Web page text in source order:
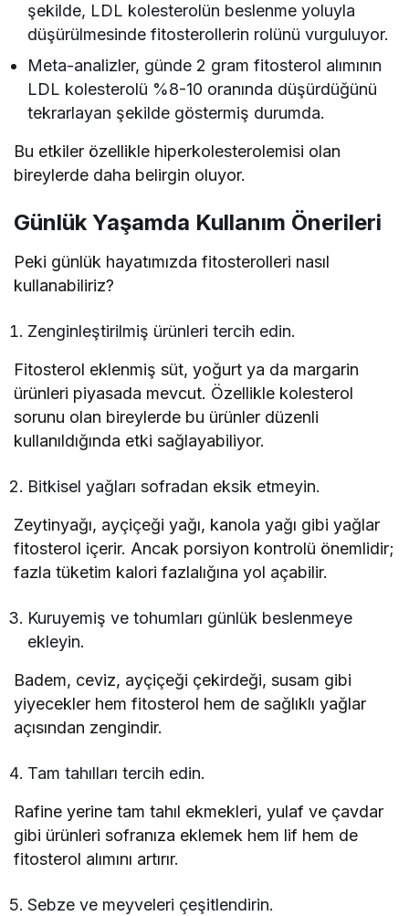
şekilde, LDL kolesterolün beslenme yoluyla
düşürülmesinde fitosterollerin rolünü vurguluyor.
Meta-analizler, günde 2 gram fitosterol alımının
LDL kolesterolü %8-10 oranında düşürdüğünü
tekrarlayan şekilde göstermiş durumda.
Bu etkiler özellikle hiperkolesterolemisi olan
bireylerde daha belirgin oluyor.
Günlük Yaşamda Kullanım Önerileri
Peki günlük hayatımızda fitosterolleri nasıl
kullanabiliriz?
Zenginleştirilmiş ürünleri tercih edin.
Fitosterol eklenmiş süt, yoğurt ya da margarin
ürünleri piyasada mevcut. Özellikle kolesterol
sorunu olan bireylerde bu ürünler düzenli
kullanıldığında etki sağlayabiliyor.
Bitkisel yağları sofradan eksik etmeyin.
Zeytinyağı, ayçiçeği yağı, kanola yağı gibi yağlar
fitosterol içerir. Ancak porsiyon kontrolü önemlidir;
fazla tüketim kalori fazlalığına yol açabilir.
Kuruyemiş ve tohumları günlük beslenmeye
ekleyin.
Badem, ceviz, ayçiçeği çekirdeği, susam gibi
yiyecekler hem fitosterol hem de sağlıklı yağlar
açısından zengindir.
Tam tahılları tercih edin.
Rafine yerine tam tahıl ekmekleri, yulaf ve çavdar
gibi ürünleri sofranıza eklemek hem lif hem de
fitosterol alımını artırır.
Sebze ve meyveleri çeşitlendirin.